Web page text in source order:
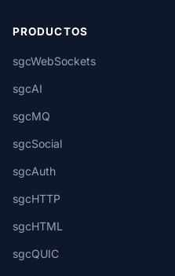
PRODUCTOS
sgcWebSockets
sgcAI
sgcMQ
sgcSocial
sgcAuth
sgcHTTP
sgcHTML
sgcQUIC